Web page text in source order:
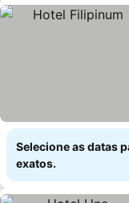
Selecione as datas
exatos.